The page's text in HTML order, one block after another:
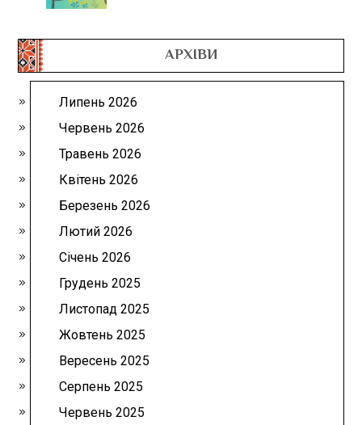
АРХІВИ
Липень 2026
Червень 2026
Травень 2026
Квітень 2026
Березень 2026
Лютий 2026
Січень 2026
Грудень 2025
Листопад 2025
Жовтень 2025
Вересень 2025
Серпень 2025
Червень 2025